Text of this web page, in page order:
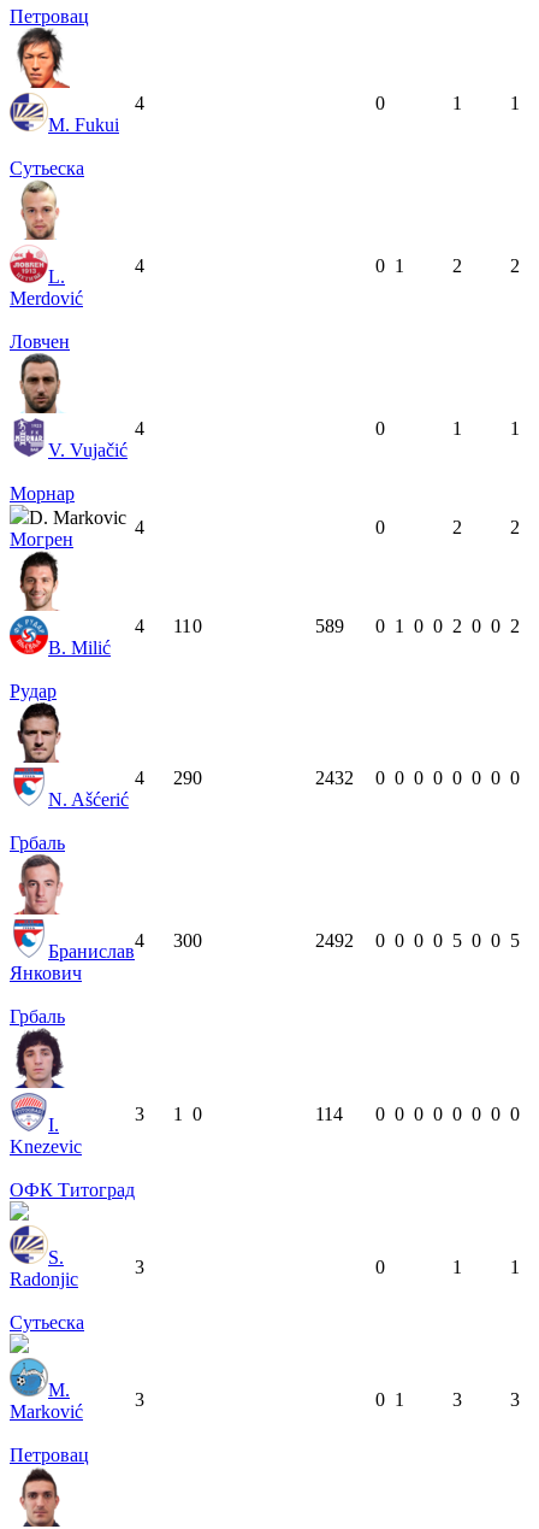
Петровац
M. Fukui
Сутьеска
4 0 1 1
L.
Merdović
Ловчен
4 0 1 2 2
V. Vujačić
Морнар
4 0 1 1
D. Markovic
Могрен
4 0 2 2
B. Milić
Рудар
4 11 0 589 0 1 0 0 2 0 0 2
N. Ašćerić
Грбаль
4 290 2432 0 0 0 0 0 0 0 0
Бранислав
Янкович
Грбаль
4 300 2492 0 0 0 0 5 0 0 5
I.
Knezevic
ОФК Титоград
3 1 0 114 0 0 0 0 0 0 0 0
S.
Radonjic
Сутьеска
3 0 1 1
M.
Marković
Петровац
3 0 1 3 3